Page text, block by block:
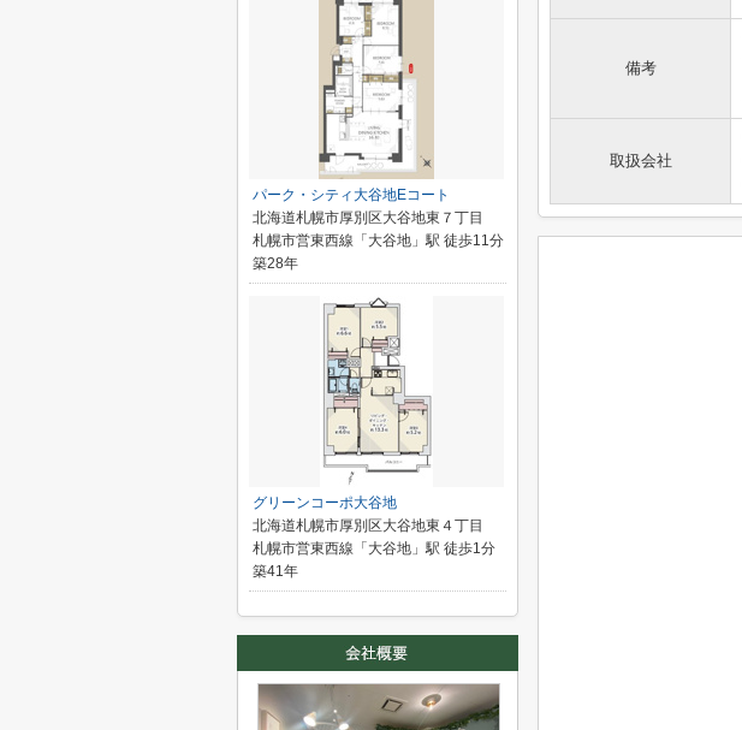
備考
取扱会社
パーク・シティ大谷地Eコート
北海道札幌市厚別区大谷地東７丁目
札幌市営東西線「大谷地」駅 徒歩11分
築28年
グリーンコーポ大谷地
北海道札幌市厚別区大谷地東４丁目
札幌市営東西線「大谷地」駅 徒歩1分
築41年